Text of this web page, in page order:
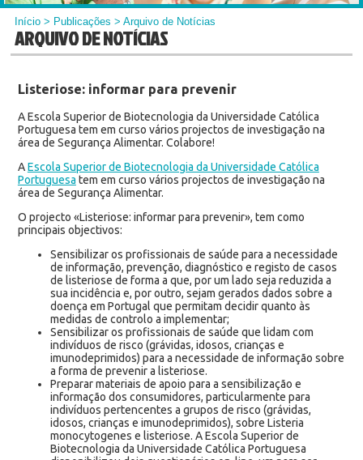
Início > Publicações > Arquivo de Notícias
ARQUIVO DE NOTÍCIAS
Listeriose: informar para prevenir
A Escola Superior de Biotecnologia da Universidade Católica
Portuguesa tem em curso vários projectos de investigação na
área de Segurança Alimentar. Colabore!
AEscola Superior de Biotecnologia da Universidade Católica
Portuguesa tem em curso vários projectos de investigação na
área de Segurança Alimentar.
O projecto «Listeriose: informar para prevenir», tem como
principais objectivos:
Sensibilizar os profissionais de saúde para a necessidade
de informação, prevenção, diagnóstico e registo de casos
de listeriose de forma a que, por um lado seja reduzida a
sua incidência e, por outro, sejam gerados dados sobre a
doença em Portugal que permitam decidir quanto às
medidas de controlo a implementar;
Sensibilizar os profissionais de saúde que lidam com
indivíduos de risco (grávidas, idosos, crianças e
imunodeprimidos) para a necessidade de informação sobre
a forma de prevenir a listeriose.
Preparar materiais de apoio para a sensibilização e
informação dos consumidores, particularmente para
indivíduos pertencentes a grupos de risco (grávidas,
idosos, crianças e imunodeprimidos), sobre Listeria
monocytogenes e listeriose. A Escola Superior de
Biotecnologia da Universidade Católica Portuguesa